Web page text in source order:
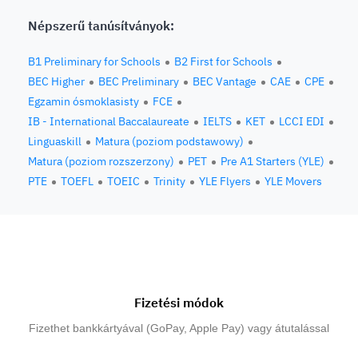
Népszerű tanúsítványok:
B1 Preliminary for Schools
B2 First for Schools
BEC Higher
BEC Preliminary BEC Vantage CAE
CPE
Egzamin ósmoklasisty
FCE
IB - International Baccalaureate
IELTS KET
LCCI EDI
Linguaskill
Matura (poziom podstawowy)
Matura (poziom rozszerzony)
PET
Pre A1 Starters (YLE)
PTE
TOEFL TOEIC Trinity YLE Flyers YLE Movers
Fizetési módok
Fizethet bankkártyával (GoPay, Apple Pay) vagy átutalással